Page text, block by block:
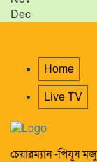
Dec
Home
Live TV
চেয়ারম্যান -পিযূষ